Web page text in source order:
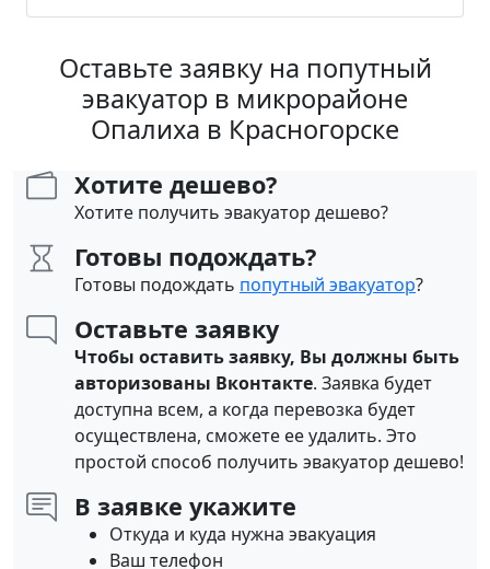
Оставьте заявку на попутный
эвакуатор в микрорайоне
Опалиха в Красногорске
Хотите дешево?
Хотите получить эвакуатор дешево?
Готовы подождать?
Готовы подождать попутный эвакуатор?
Оставьте заявку
Чтобы оставить заявку, Вы должны быть
авторизованы Вконтакте. Заявка будет
доступна всем, а когда перевозка будет
осуществлена, сможете ее удалить. Это
простой способ получить эвакуатор дешево!
В заявке укажите
Откуда и куда нужна эвакуация
Ваш телефон